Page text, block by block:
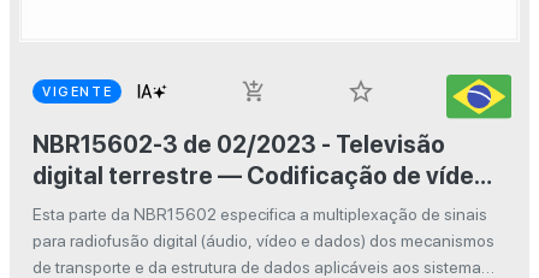
VIGENTE add_shopping_cart
star_border
NBR15602-3 de 02/2023 - Televisão
digital terrestre — Codificação de vídeo,
áudio e multiplexação Parte 3: Sistemas
de multiplexação de sinais
Esta parte da NBR15602 especifica a multiplexação de sinais
para radiofusão digital (áudio, vídeo e dados) dos mecanismos
de transporte e da estrutura de dados aplicáveis aos sistema